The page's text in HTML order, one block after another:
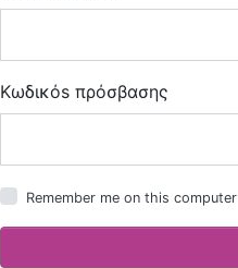
Κωδικόs πρόσβασης
Remember me on this computer